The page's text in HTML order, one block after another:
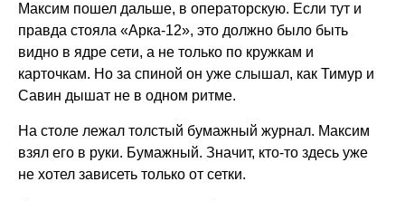
Максим пошел дальше, в операторскую. Если тут и
правда стояла «Арка-12», это должно было быть
видно в ядре сети, а не только по кружкам и
карточкам. Но за спиной он уже слышал, как Тимур и
Савин дышат не в одном ритме.
На столе лежал толстый бумажный журнал. Максим
взял его в руки. Бумажный. Значит, кто-то здесь уже
не хотел зависеть только от сетки.